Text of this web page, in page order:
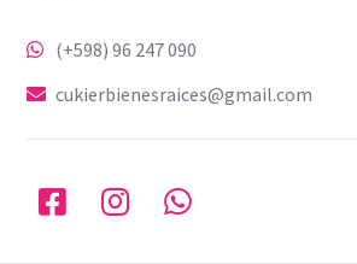
(+598) 96 247 090
cukierbienesraices@gmail.com